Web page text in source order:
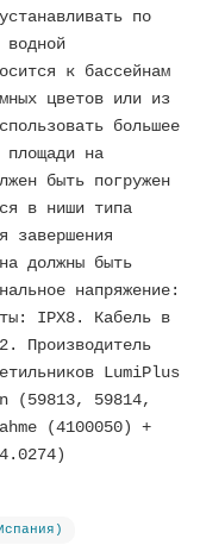
по
к бассейнам
цветов или из
большее
площади на
быть погружен
в ниши типа
завершения
должны быть
напряжение:
IPX8. Кабель в
Производитель
LumiPlus
(59813, 59814,
(4100050) +